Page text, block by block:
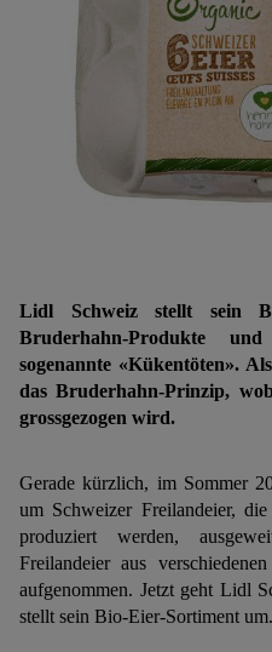
Lidl Schweiz stellt sein
Bruderhahn-Produkte
sogenannte «Kükentöten».
das Bruderhahn-Prinzip,
grossgezogen wird.
Gerade kürzlich, im Sommer
um Schweizer Freilandeier,
produziert werden,
Freilandeier aus
aufgenommen. Jetzt geht Lidl
stellt sein Bio-Eier-Sortiment um.